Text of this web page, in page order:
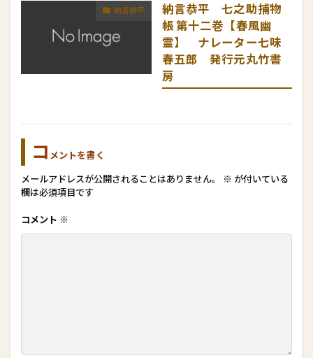
納言恭平
納言恭平 七之助捕物
帳 第十二巻【春風幽
霊】 ナレーター七味
春五郎 発行元丸竹書
房
コ メントを書く
メールアドレスが公開されることはありません。 ※ が付いている
欄は必須項目です
コメント ※